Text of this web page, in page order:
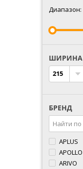
Диапазон:
ШИРИНА
215
БРЕНД
APLUS
APOLLO
ARIVO